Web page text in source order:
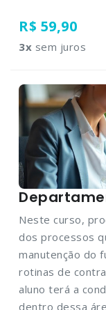
R$ 59,90
3x sem juros
Neste curso,
dos processos
manutenção do
rotinas de
aluno terá a
dentro dessa